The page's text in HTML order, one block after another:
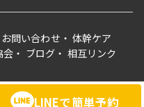
LINEで簡単予約
お問い合わせ
体幹ケア
会
ブログ 相互リンク